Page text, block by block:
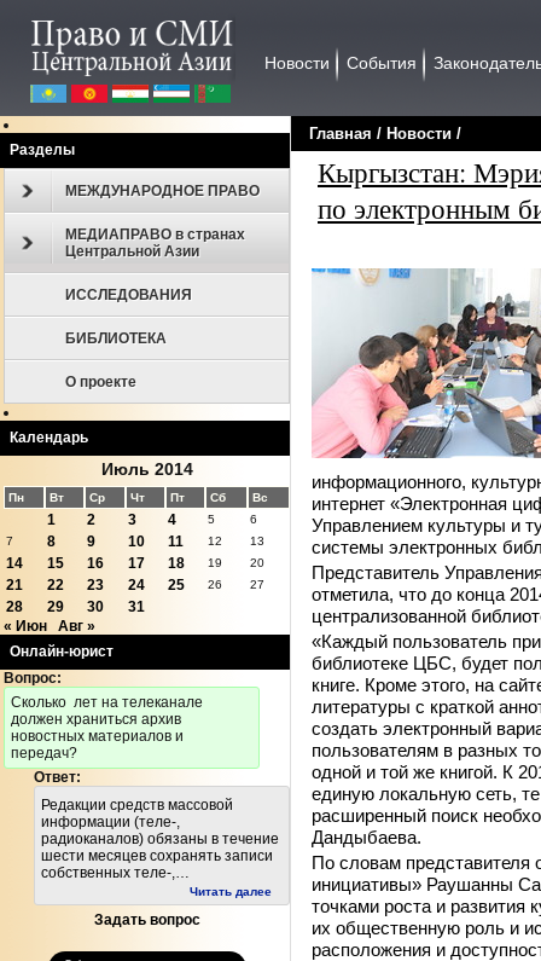
Новости События
Разделы
МЕЖДУНАРОДНОЕ ПРАВО
МЕДИАПРАВО в странах
Центральной Азии
ИССЛЕДОВАНИЯ
БИБЛИОТЕКА
О проекте
Календарь
Июль 2014
Пн Вт Ср Чт Пт Сб Вс
1 2 3 4 5
6
7
8 9 10 11 12 13
14 15 16 17 18 19 20
21 22 23 24 25 26 27
28 29 30
31
« Июн
Авг »
Онлайн-юрист
Вопрос:
Cколько лет на телеканале
должен храниться архив
новостных материалов и
передач?
Ответ:
Редакции средств массовой
информации (теле-,
радиоканалов) обязаны в течение
шести месяцев сохранять записи
собственных теле-,…
Читать далее
Задать вопрос
Главная / Новости /
Кыргызстан:
по электронным
информационного,
интернет «Электронная
Управлением культуры и
системы электронных
Представитель
отметила, что до конца
централизованной
«Каждый пользователь
библиотеке ЦБС, будет
книге. Кроме этого, на
литературы с краткой
создать электронный
пользователям в разных
одной и той же книгой. К
единую локальную сеть,
расширенный поиск
Дандыбаева.
По словам представителя
инициативы» Раушанны
точками роста и развития
их общественную роль и
расположения и